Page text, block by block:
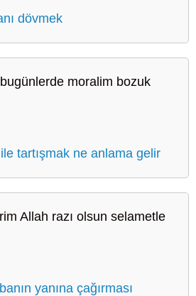
dövmek
moralim bozuk
tartışmak ne anlama gelir
Allah razı olsun selametle
yanına çağırması